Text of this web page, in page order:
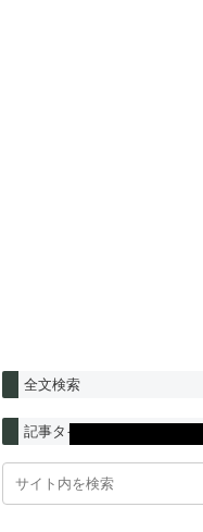
全文検索
記事タイトル検索